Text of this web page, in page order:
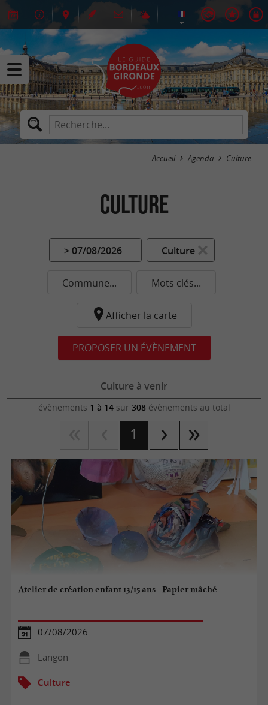
Accueil Agenda Culture
Culture
> 07/08/2026 Culture
Commune... Mots clés...
Afficher la carte
PROPOSER UN ÉVÈNEMENT
Culture à venir
évènements 1 à 14sur 308évènements au total
1
Atelier de création enfant 13/15 ans - Papier mâché
07/08/2026
Langon
Culture